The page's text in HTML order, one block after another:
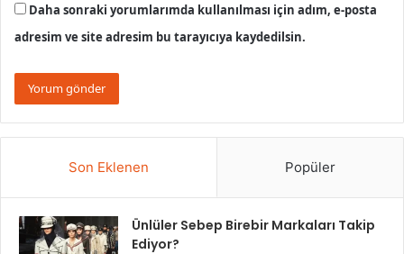
Daha sonraki yorumlarımda kullanılması için adım, e-posta
adresim ve site adresim bu tarayıcıya kaydedilsin.
Son Eklenen Popüler
Ünlüler Sebep Birebir Markaları Takip
Ediyor?